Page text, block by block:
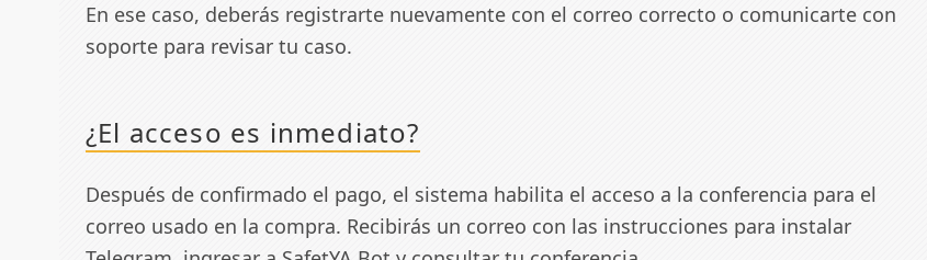
En ese caso, deberás registrarte nuevamente con el correo correcto o comunicarte con
soporte para revisar tu caso.
¿El acceso es inmediato?
Después de confirmado el pago, el sistema habilita el acceso a la conferencia para el
correo usado en la compra. Recibirás un correo con las instrucciones para instalar